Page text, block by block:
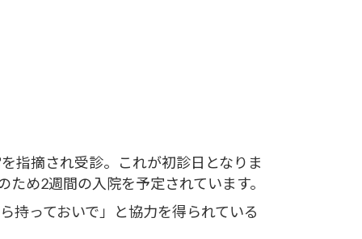
指摘され受診。これが初診日となりま
め2週間の入院を予定されています。
持っておいで」と協力を得られている